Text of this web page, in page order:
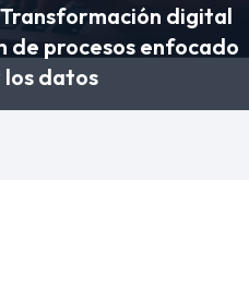
digital
de procesos enfocado
los datos